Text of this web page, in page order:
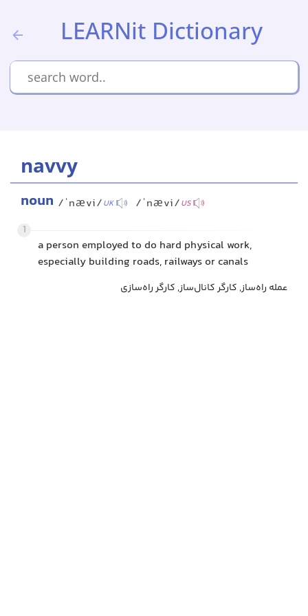
LEARNit Dictionary
navvy
noun /ˈnævi/UK /ˈnævi/US
1
a person employed to do hard physical work,
especially building roads, railways or canals
عمله راه‌ساز, کارگر کانال‌ساز, کارگر راه‌سازی